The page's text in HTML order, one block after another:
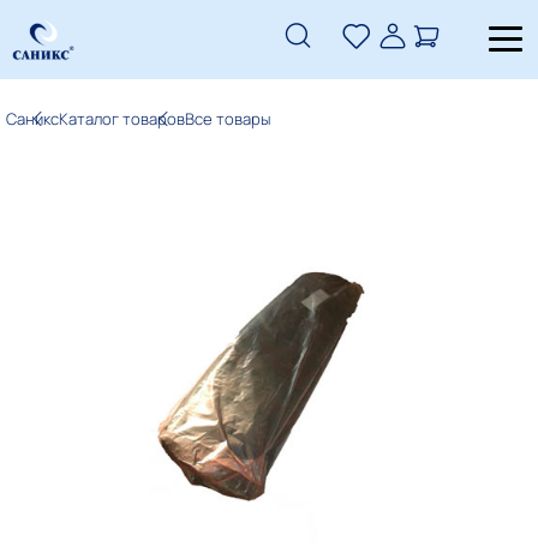
СаниксКаталог товаровВсе товары